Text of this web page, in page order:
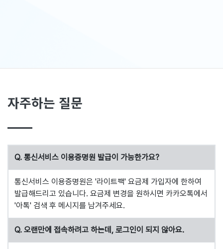
자주하는 질문
Q. 통신서비스 이용증명원 발급이 가능한가요?
통신서비스 이용증명원은 '라이트팩' 요금제 가입자에 한하여
발급해드리고 있습니다. 요금제 변경을 원하시면 카카오톡에서
'아톡' 검색 후 메시지를 남겨주세요.
Q. 오랜만에 접속하려고 하는데, 로그인이 되지 않아요.